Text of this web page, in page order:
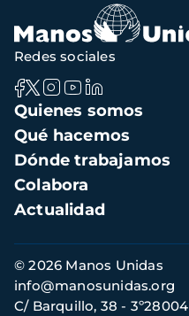
Navegación
principal
Quienes somos
Qué hacemos
Dónde trabajamos
Colabora
Actualidad
Redes sociales
Información
de
contacto
© 2026 Manos Unidas
C/ Barquillo, 38 -
info@manosunidas.org